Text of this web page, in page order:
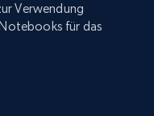
Verwendung
für das